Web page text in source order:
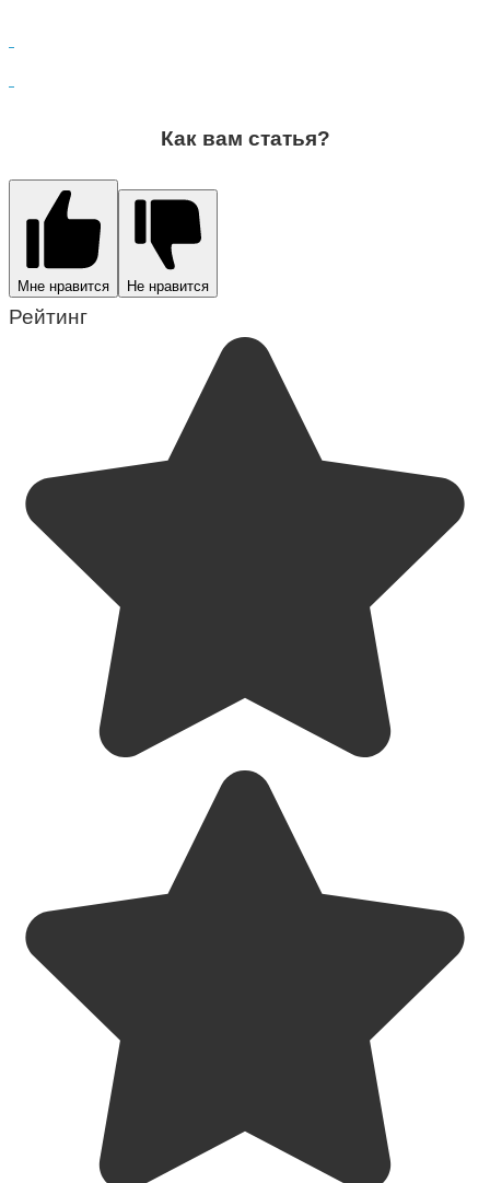
Как вам статья?
Мне нравится Не нравится
Рейтинг